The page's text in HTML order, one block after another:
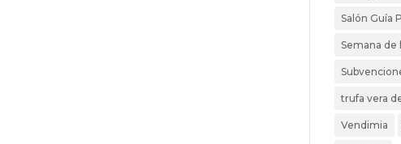
Salón Guía
Semana de
trufa vera
Vendimia